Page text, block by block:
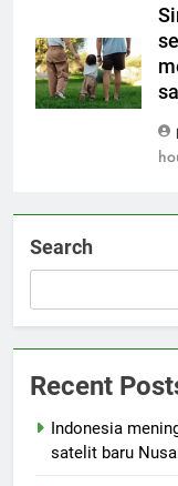
Search
Recent
Indonesia
satelit baru